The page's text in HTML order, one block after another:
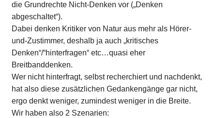
die Grundrechte Nicht-Denken vor („Denken
abgeschaltet“).
Dabei denken Kritiker von Natur aus mehr als Hörer-
und-Zustimmer, deshalb ja auch „kritisches
Denken“/“hinterfragen“ etc…quasi eher
Breitbanddenken.
Wer nicht hinterfragt, selbst recherchiert und nachdenkt,
hat also diese zusätzlichen Gedankengänge gar nicht,
ergo denkt weniger, zumindest weniger in die Breite.
Wir haben also 2 Szenarien: